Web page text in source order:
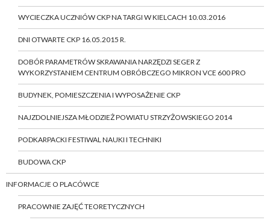
WYCIECZKA UCZNIÓW CKP NA TARGI W KIELCACH 10.03.2016
DNI OTWARTE CKP 16.05.2015 R.
DOBÓR PARAMETRÓW SKRAWANIA NARZĘDZI SEGER Z
WYKORZYSTANIEM CENTRUM OBRÓBCZEGO MIKRON VCE 600 PRO
BUDYNEK, POMIESZCZENIA I WYPOSAŻENIE CKP
NAJZDOLNIEJSZA MŁODZIEŻ POWIATU STRZYŻOWSKIEGO 2014
PODKARPACKI FESTIWAL NAUKI I TECHNIKI
BUDOWA CKP
INFORMACJE O PLACÓWCE
PRACOWNIE ZAJĘĆ TEORETYCZNYCH